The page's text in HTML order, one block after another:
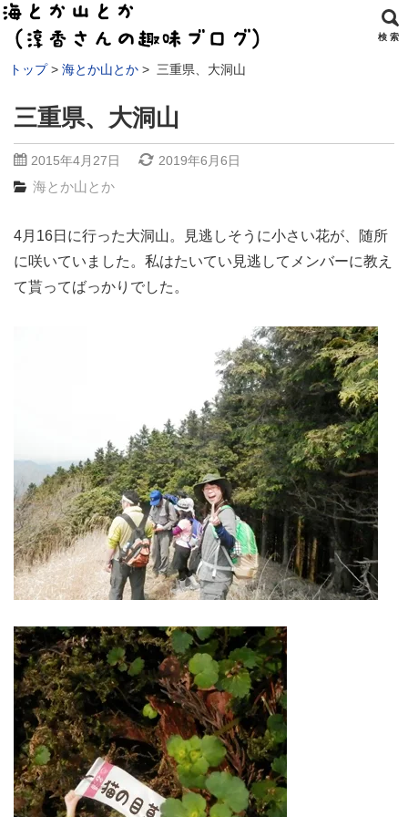
検 索
トップ 海とか山とか 三重県、大洞山
三重県、大洞山
2015年4月27日 2019年6月6日
海とか山とか
4月16日に行った大洞山。見逃しそうに小さい花が、随所
に咲いていました。私はたいてい見逃してメンバーに教え
て貰ってばっかりでした。